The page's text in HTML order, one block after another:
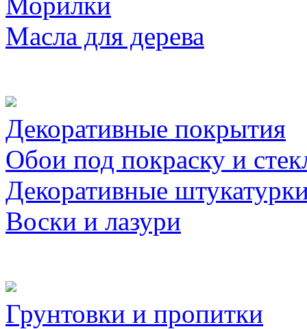
Масла для дерева
Декоративные покрытия
Обои под покраску и
Декоративные
Воски и лазури
Грунтовки и пропитки